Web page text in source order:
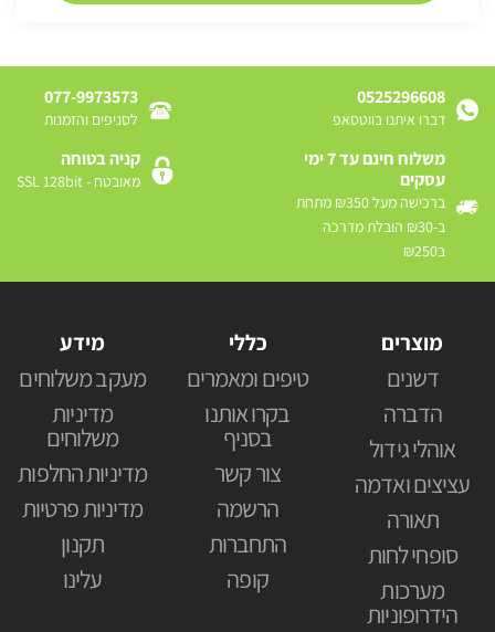
0525296608
דברו איתנו בווטסאפ
077-9973573
לסניפים והזמנות
משלוח חינם עד 7 ימי
עסקים
ברכישה מעל ₪350 מתחת
ב-₪30 הובלת מדרכה
ב₪250
קניה בטוחה
מאובטח - SSL 128bit
מוצרים
דשנים
הדברה
אוהלי גידול
עציצים ואדמה
תאורה
סופחי לחות
מערכות
הידרופוניות
כללי
טיפים ומאמרים
בקרו אותנו
בסניף
צור קשר
הרשמה
התחברות
קופה
מידע
מעקב משלוחים
מדיניות
משלוחים
מדיניות החלפות
מדיניות פרטיות
תקנון
עלינו